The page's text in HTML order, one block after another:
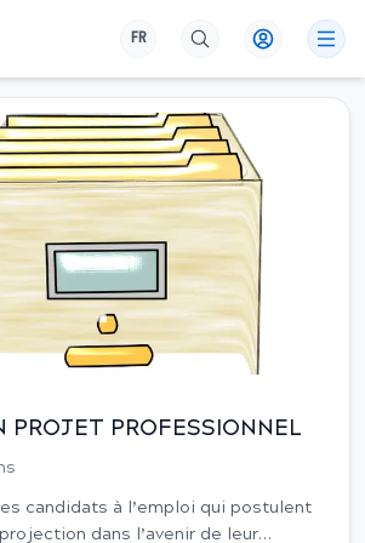
FR
PROJET PROFESSIONNEL
candidats à l’emploi qui postulent
dans l’avenir de leur